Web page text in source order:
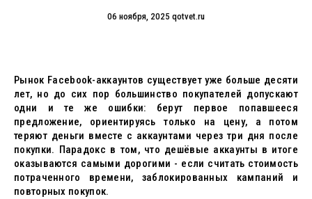
06 ноября, 2025 qotvet.ru
Рынок Facebook-аккаунтов существует уже больше десяти
лет, но до сих пор большинство покупателей допускают
одни и те же ошибки: берут первое попавшееся
предложение, ориентируясь только на цену, а потом
теряют деньги вместе с аккаунтами через три дня после
покупки. Парадокс в том, что дешёвые аккаунты в итоге
оказываются самыми дорогими - если считать стоимость
потраченного времени, заблокированных кампаний и
повторных покупок.